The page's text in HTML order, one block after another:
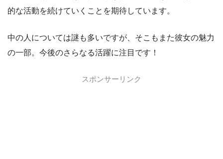
的な活動を続けていくことを期待しています。
中の人については謎も多いですが、そこもまた彼女の魅力
の一部。今後のさらなる活躍に注目です！
スポンサーリンク